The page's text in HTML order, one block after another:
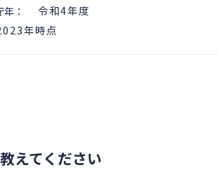
年：
令和4年度
年時点
えてください